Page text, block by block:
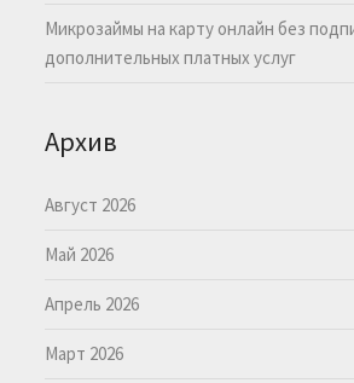
Микрозаймы на карту онлайн без
дополнительных платных услуг
Архив
Август 2026
Май 2026
Апрель 2026
Март 2026